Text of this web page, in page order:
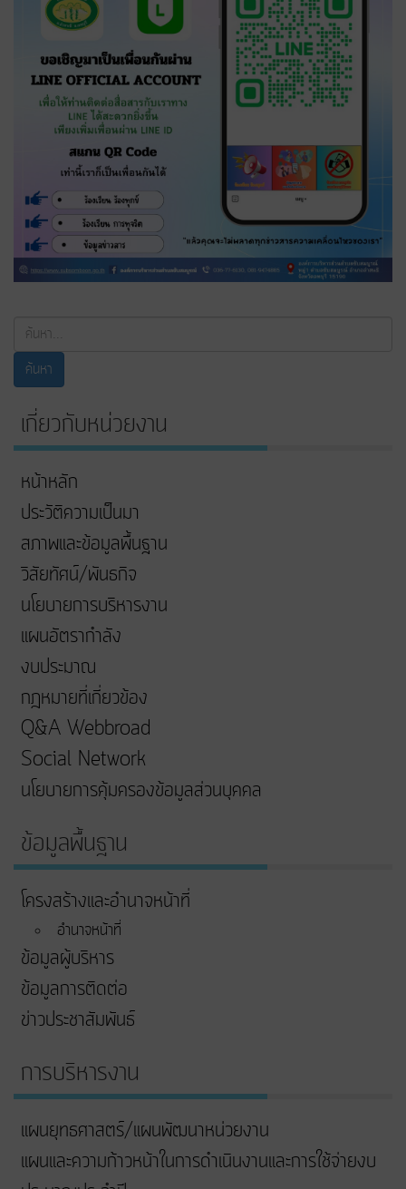
ค้นหา...
ค้นหา
เกี่ยวกับหน่วยงาน
หน้าหลัก
ประวัติความเป็นมา
สภาพและข้อมูลพื้นฐาน
วิสัยทัศน์/พันธกิจ
นโยบายการบริหารงาน
แผนอัตรากำลัง
งบประมาณ
กฎหมายที่เกี่ยวข้อง
Q&A Webbroad
Social Network
นโยบายการคุ้มครองข้อมูลส่วนบุคคล
ข้อมูลพื้นฐาน
โครงสร้างและอำนาจหน้าที่
อำนาจหน้าที่
ข้อมูลผู้บริหาร
ข้อมูลการติดต่อ
ข่าวประชาสัมพันธ์
การบริหารงาน
แผนยุทธศาสตร์/แผนพัฒนาหน่วยงาน
แผนและความก้าวหน้าในการดําเนินงานและการใช้จ่ายงบ